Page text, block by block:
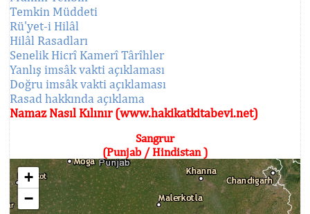
Temkin Müddeti
Rü'yet-i Hilâl
Hilâl Rasadları
Senelik Hicrî Kamerî Târîhler
Yanlış imsâk vakti açıklaması
Doğru imsâk vakti açıklaması
Rasad hakkında açıklama
Namaz Nasıl Kılınır (www.hakikatkitabevi.net)
Sangrur
(Punjab / Hindistan )
+
−